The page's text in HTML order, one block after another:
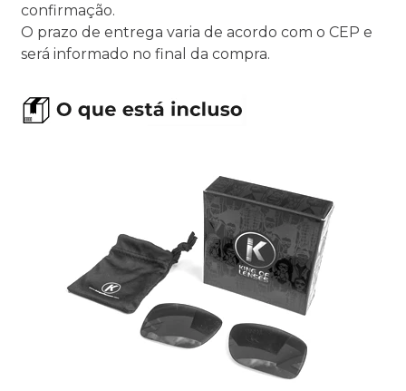
confirmação.
O prazo de entrega varia de acordo com o CEP e
será informado no final da compra.